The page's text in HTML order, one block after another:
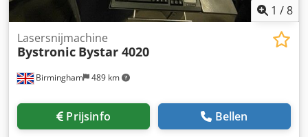
1 /8
Birmingham 489 km
Lasersnijmachine
Bystronic Bystar 4020
Prijsinfo Bellen